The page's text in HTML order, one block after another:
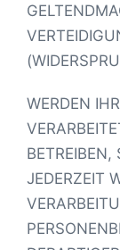
WERDEN
BETREIBEN,
JEDERZEIT